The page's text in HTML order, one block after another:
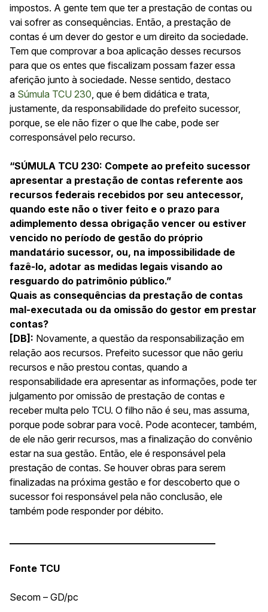
impostos. A gente tem que ter a prestação de contas ou
vai sofrer as consequências. Então, a prestação de
contas é um dever do gestor e um direito da sociedade.
Tem que comprovar a boa aplicação desses recursos
para que os entes que fiscalizam possam fazer essa
aferição junto à sociedade. Nesse sentido, destaco
a Súmula TCU 230 , que é bem didática e trata,
justamente, da responsabilidade do prefeito sucessor,
porque, se ele não fizer o que lhe cabe, pode ser
corresponsável pelo recurso.
“SÚMULA TCU 230: Compete ao prefeito sucessor
apresentar a prestação de contas referente aos
recursos federais recebidos por seu antecessor,
quando este não o tiver feito e o prazo para
adimplemento dessa obrigação vencer ou estiver
vencido no período de gestão do próprio
mandatário sucessor, ou, na impossibilidade de
fazê-lo, adotar as medidas legais visando ao
resguardo do patrimônio público.”
Quais as consequências da prestação de contas
mal-executada ou da omissão do gestor em prestar
contas?
[DB]: Novamente, a questão da responsabilização em
relação aos recursos. Prefeito sucessor que não geriu
recursos e não prestou contas, quando a
responsabilidade era apresentar as informações, pode ter
julgamento por omissão de prestação de contas e
receber multa pelo TCU. O filho não é seu, mas assuma,
porque pode sobrar para você. Pode acontecer, também,
de ele não gerir recursos, mas a finalização do convênio
estar na sua gestão. Então, ele é responsável pela
prestação de contas. Se houver obras para serem
finalizadas na próxima gestão e for descoberto que o
sucessor foi responsável pela não conclusão, ele
também pode responder por débito.
Fonte TCU
Secom – GD/pc